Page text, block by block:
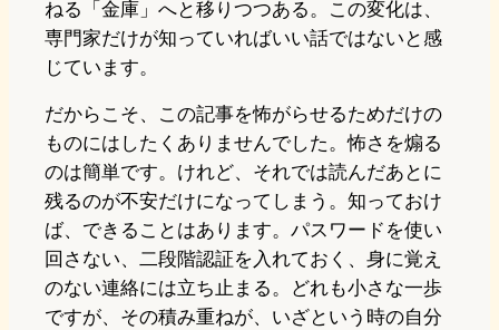
ねる「金庫」へと移りつつある。この変化は、
専門家だけが知っていればいい話ではないと感
じています。
だからこそ、この記事を怖がらせるためだけの
ものにはしたくありませんでした。怖さを煽る
のは簡単です。けれど、それでは読んだあとに
残るのが不安だけになってしまう。知っておけ
ば、できることはあります。パスワードを使い
回さない、二段階認証を入れておく、身に覚え
のない連絡には立ち止まる。どれも小さな一歩
ですが、その積み重ねが、いざという時の自分